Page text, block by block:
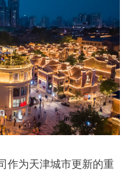
为天津城市更新的重